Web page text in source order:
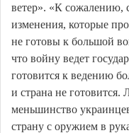
ветер». «К сожалению,
изменения, которые
не готовы к большой
что войну ведет
готовится к ведению
и страна не
меньшинство
страну с оружием в